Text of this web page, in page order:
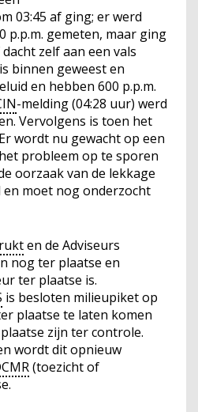
03:45 af ging; er werd
p.p.m. gemeten, maar ging
zelf aan een vals
binnen geweest en
en hebben 600 p.p.m.
-melding (04:28 uur) werd
Vervolgens is toen het
wordt nu gewacht op een
probleem op te sporen
oorzaak van de lekkage
moet nog onderzocht
en de Adviseurs
nog ter plaatse en
ter plaatse is.
is besloten milieupiket op
plaatse te laten komen
zijn ter controle.
wordt dit opnieuw
(toezicht of